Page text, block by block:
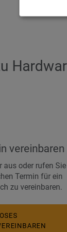
vereinbaren
aus oder rufen Sie
Termin für ein
zu vereinbaren.